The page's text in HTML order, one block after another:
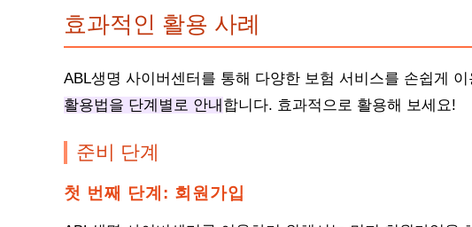
효과적인 활용 사례
ABL생명 사이버센터를 통해 다양한 보험 서비스를 손쉽게
활용법을 단계별로 안내합니다. 효과적으로 활용해 보세요!
준비 단계
첫 번째 단계: 회원가입